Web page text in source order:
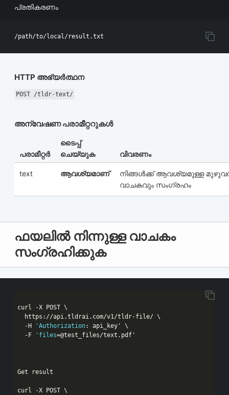
പ്രതികരണം
HTTP അഭ്യർത്ഥന
POST /tldr-text/
അന്വേഷണ പരാമീറ്ററുകൾ
പരാമീറ്റർ
ടൈപ്പ്
ചെയ്യുക
വിവരണം
text ആവശ്യമാണ്
നിങ്ങൾക്ക് ആവശ്യമുള്ള
വാചകവും സംഗ്രഹം
ഫയലിൽ നിന്നുള്ള വാചകം
സംഗ്രഹിക്കുക
curl -X POST \
  https:
//api.tldrai.com/v1/tldr-file/ \
  -H
'Authorization: api_key' \
  -F
'files=@test_files/text.pdf'
Get result
curl -X POST \